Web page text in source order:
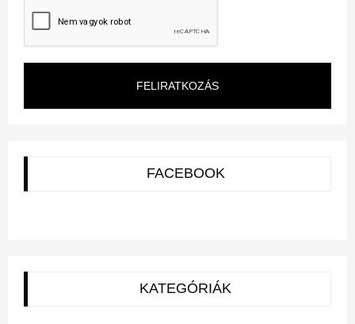
FELIRATKOZÁS
FACEBOOK
KATEGÓRIÁK